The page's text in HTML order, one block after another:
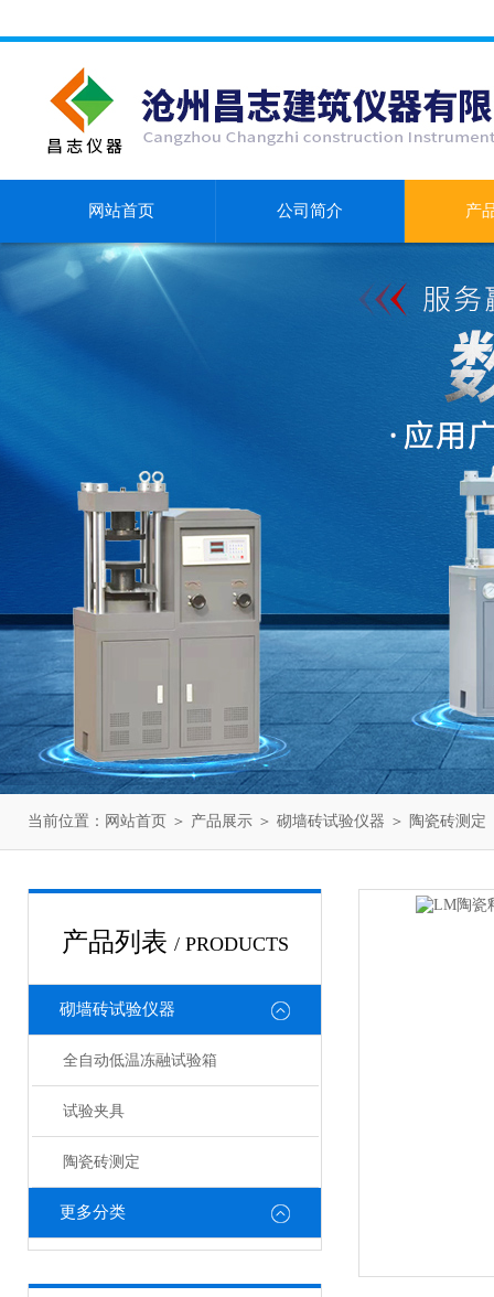
网站首页 公司简介 产
当前位置： 网站首页 ＞ 产品展示 ＞ 砌墙砖试验仪器 ＞ 陶瓷砖测定
产品列表 / PRODUCTS
砌墙砖试验仪器
全自动低温冻融试验箱
试验夹具
陶瓷砖测定
更多分类